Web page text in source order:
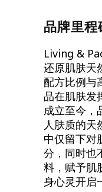
品牌里程
Living &
还原肌肤天
配方比例与
品在肌肤发
成立至今，
人肤质的天
中仅留下对
分，同时也
料，赋予肌
身心灵开启